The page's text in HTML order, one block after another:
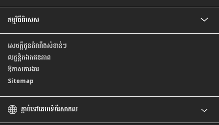
អត្រា និង ការបង់ប្រាក់
សំណួរ ដែលសួរញឹកញាប់
ទំនាក់ទំនងយើងខ្ញុំ
មកកាន់ទីតាំងយើងខ្ញុំ
គោលការណ៍ ស្តីពីការផ្តល់ តម្លៃដល់អតិថិជន ដោយស្មើភាពគ្នា
របាយការណ៍ប្រចាំឆ្នាំ
កម្មវិធីពិសេស
កម្មវិធីពិសេសថ្មីៗ
កម្មវិធីពិសេស សម្រាប់ប័ណ្ណឥណទាន
សេចក្តីជូនដំណឹងសំខាន់ៗ
លក្ខន្តិកឯកជនភាព
ឱកាសការងារ
Sitemap
ភ្ជាប់ទៅគេហទំព័រសាកល